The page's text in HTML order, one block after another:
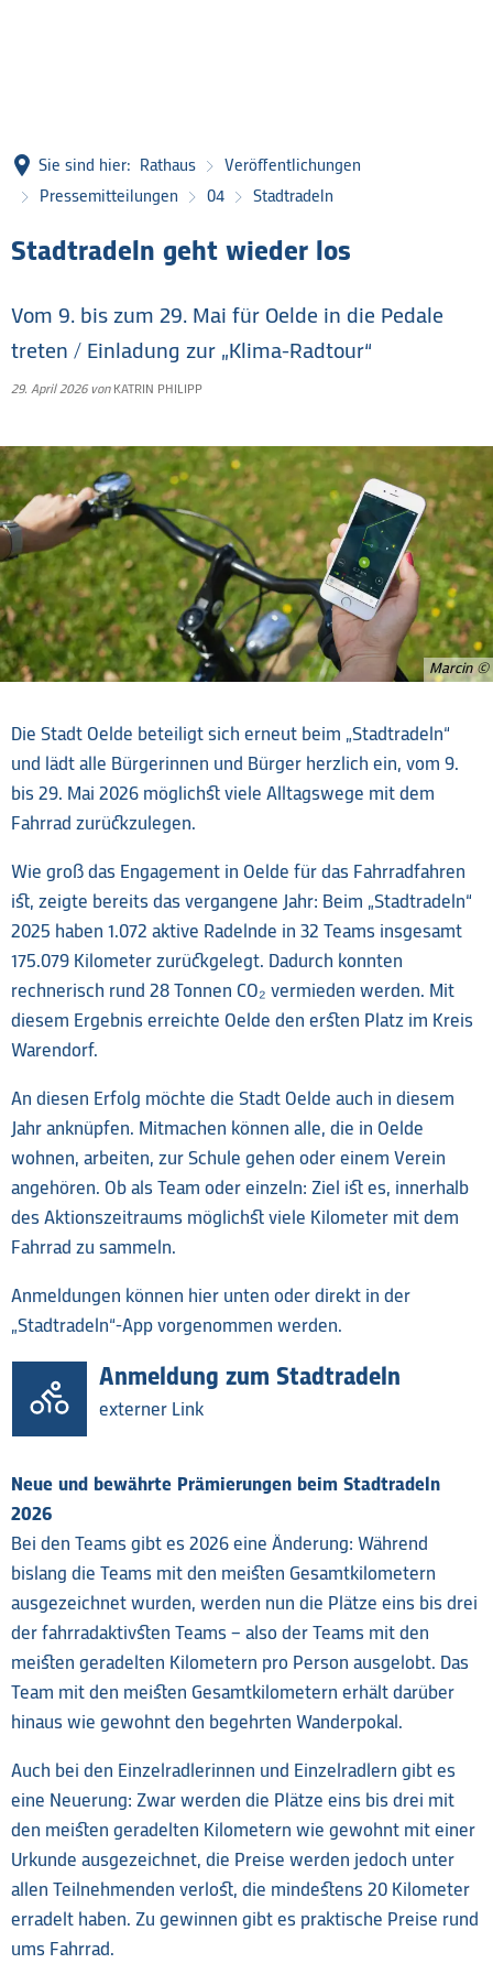
Sie sind hier: Rathaus
Veröffentlichungen
Pressemitteilungen
04 Stadtradeln
Stadtradeln geht wieder los
Vom 9. bis zum 29. Mai für Oelde in die Pedale
treten / Einladung zur „Klima-Radtour“
29. April 2026 vonKATRIN PHILIPP
Marcin
Die Stadt Oelde beteiligt sich erneut beim „Stadtradeln“
und lädt alle Bürgerinnen und Bürger herzlich ein, vom 9.
bis 29. Mai 2026 möglichst viele Alltagswege mit dem
Fahrrad zurückzulegen.
Wie groß das Engagement in Oelde für das Fahrradfahren
ist, zeigte bereits das vergangene Jahr: Beim „Stadtradeln“
2025 haben 1.072 aktive Radelnde in 32 Teams insgesamt
175.079 Kilometer zurückgelegt. Dadurch konnten
rechnerisch rund 28 Tonnen CO₂ vermieden werden. Mit
diesem Ergebnis erreichte Oelde den ersten Platz im Kreis
Warendorf.
An diesen Erfolg möchte die Stadt Oelde auch in diesem
Jahr anknüpfen. Mitmachen können alle, die in Oelde
wohnen, arbeiten, zur Schule gehen oder einem Verein
angehören. Ob als Team oder einzeln: Ziel ist es, innerhalb
des Aktionszeitraums möglichst viele Kilometer mit dem
Fahrrad zu sammeln.
Anmeldungen können hier unten oder direkt in der
„Stadtradeln“-App vorgenommen werden.
Anmeldung zum Stadtradeln
externer Link
Neue und bewährte Prämierungen beim Stadtradeln
2026
Bei den Teams gibt es 2026 eine Änderung: Während
bislang die Teams mit den meisten Gesamtkilometern
ausgezeichnet wurden, werden nun die Plätze eins bis drei
der fahrradaktivsten Teams – also der Teams mit den
meisten geradelten Kilometern pro Person ausgelobt. Das
Team mit den meisten Gesamtkilometern erhält darüber
hinaus wie gewohnt den begehrten Wanderpokal.
Auch bei den Einzelradlerinnen und Einzelradlern gibt es
eine Neuerung: Zwar werden die Plätze eins bis drei mit
den meisten geradelten Kilometern wie gewohnt mit einer
Urkunde ausgezeichnet, die Preise werden jedoch unter
allen Teilnehmenden verlost, die mindestens 20 Kilometer
erradelt haben. Zu gewinnen gibt es praktische Preise rund
ums Fahrrad.